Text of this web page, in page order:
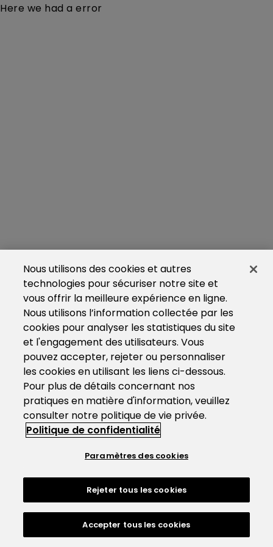
Here we had a error
Nous utilisons des cookies et autres
technologies pour sécuriser notre site et
vous offrir la meilleure expérience en ligne.
Nous utilisons l’information collectée par les
cookies pour analyser les statistiques du site
et l'engagement des utilisateurs. Vous
pouvez accepter, rejeter ou personnaliser
les cookies en utilisant les liens ci-dessous.
Pour plus de détails concernant nos
pratiques en matière d'information, veuillez
consulter notre politique de vie privée.
Politique de confidentialité
Paramètres des cookies
Rejeter tous les cookies
Accepter tous les cookies